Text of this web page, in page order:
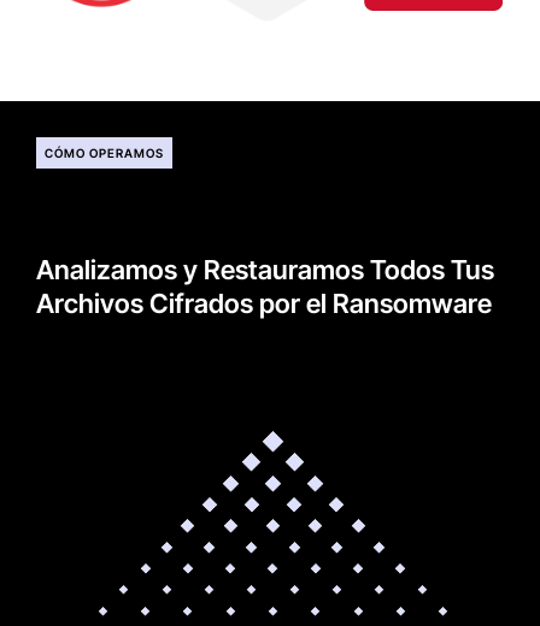
CÓMO OPERAMOS
Analizamos y Restauramos Todos Tus
Archivos Cifrados por el Ransomware